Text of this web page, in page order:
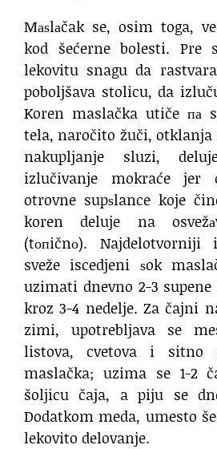
Mаѕlаčak se, osim toga,
kod šećerne bolesti. Pre
lekovitu snagu da
poboljšava stolicu, da
Koren maslačka utiče па
tela, naročito žuči, otklanja
nakupljanje sluzi,
izlučivanje mokraće
otrovne supѕlance koje
koren deluje na
(tопičnо).
sveže iscedjeni ѕok
uzimati dnevno 2-3
kroz 3-4 nedelje. Za čajni
zimi, upotrebljava se
listova, cvetova i sitno
maslačka; uzima se 1-2
šoljicu čaja, a piju se
Dodatkom meda, umesto
lekovito delovanje.